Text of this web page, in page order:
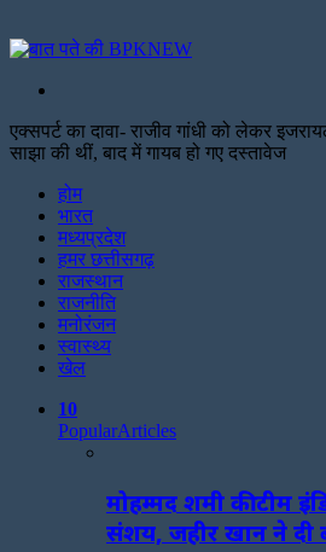
एक्सपर्ट का दावा- राजीव गांधी को लेकर
साझा की थीं, बाद में गायब हो गए दस्तावेज
होम
भारत
मध्यप्रदेश
हमर छत्तीसगढ़
राजस्थान
राजनीति
मनोरंजन
स्वास्थ्य
खेल
10
PopularArticles
मोहम्मद शमी की टीम
संशय, जहीर खान ने दी